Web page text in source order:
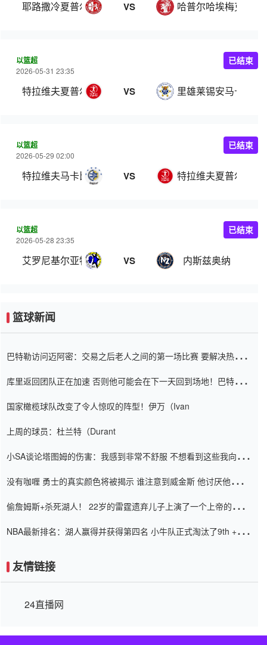
耶路撒冷夏普尔 VS 哈普尔哈埃梅克
以篮超
2026-05-31 23:35
特拉维夫夏普尔 VS 里雄莱锡安马卡比
已结束
以篮超
2026-05-29 02:00
特拉维夫马卡比 VS 特拉维夫夏普尔
已结束
以篮超
2026-05-28 23:35
艾罗尼基尔亚特阿塔 VS 内斯兹奥纳
已结束
篮球新闻
巴特勒访问迈阿密：交易之后老人之间的第一场比赛 要解决热情的
库里返回团队正在加速 否则他可能会在下一天回到场地！巴特勒迈
国家橄榄球队改变了令人惊叹的阵型！伊万（Ivan
上周的球员：杜兰特（Durant
小SA谈论塔图姆的伤害：我感到非常不舒服 不想看到这些我向他
没有咖喱 勇士的真实颜色将被揭示 谁注意到威金斯 他讨厌他的老
偷詹姆斯+杀死湖人！ 22岁的雷霆遗弃儿子上演了一个上帝的剧
NBA最新排名：湖人赢得并获得第四名 小牛队正式淘汰了9th + 76
友情链接
24直播网